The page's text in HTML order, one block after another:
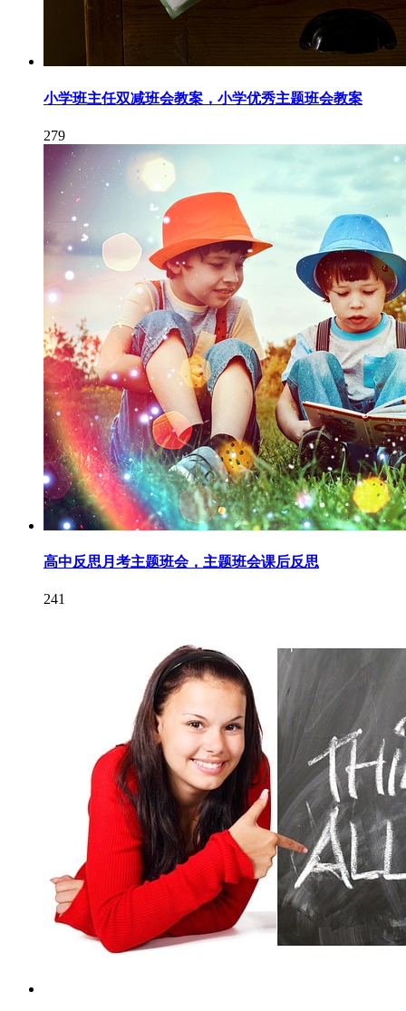
小学班主任双减班会教案，小学优秀主题班会教案
279
高中反思月考主题班会，主题班会课后反思
241